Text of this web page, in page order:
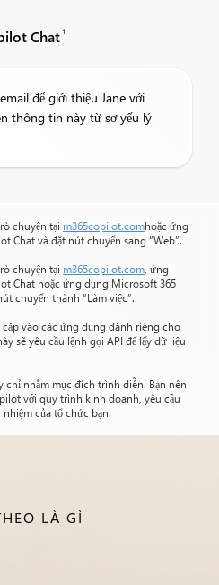
Chat 1
để giới thiệu Jane với
thông tin này từ sơ yếu lý
chuyện tại m365copilot.comhoặc ứng
Chat và đặt nút chuyển sang “Web”.
chuyện tại m365copilot.com , ứng
Chat hoặc ứng dụng Microsoft 365
chuyển thành “Làm việc”.
vào các ứng dụng dành riêng cho
sẽ yêu cầu lệnh gọi API để lấy dữ liệu
nhằm mục đích trình diễn. Bạn nên
với quy trình kinh doanh, yêu cầu
của tổ chức bạn.
LÀ GÌ